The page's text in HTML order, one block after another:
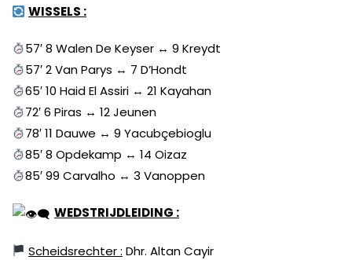
WISSELS :
57′ 8 Walen De Keyser ↔️ 9 Kreydt
57′ 2 Van Parys ↔️ 7 D’Hondt
65′ 10 Haid El Assiri ↔️ 21 Kayahan
72′ 6 Piras ↔️ 12 Jeunen
78′ 11 Dauwe ↔️ 9 Yacubçebioglu
85′ 8 Opdekamp ↔️ 14 Oizaz
85′ 99 Carvalho ↔️ 3 Vanoppen
WEDSTRIJDLEIDING :
Scheidsrechter : Dhr. Altan Cayir